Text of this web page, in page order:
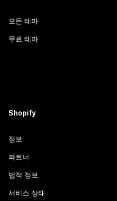
모든 테마
무료 테마
Shopify
정보
파트너
법적 정보
서비스 상태